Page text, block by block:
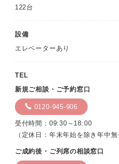
122台
設備
エレベーターあり
TEL
新規ご相談・ご予約窓口
0120-945-906
受付時間：09:30～18:00
（定休日：年末年始を除き年中無
ご成約後・ご列席の相談窓口